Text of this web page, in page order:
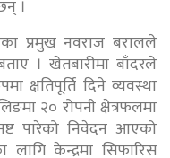
।
प्रमुख नवराज बरालले
। खेतबारीमा बाँदरले
क्षतिपूर्ति दिने व्यवस्था
२० रोपनी क्षेत्रफलमा
पारेको निवेदन आएको
लागि केन्द्रमा सिफारिस